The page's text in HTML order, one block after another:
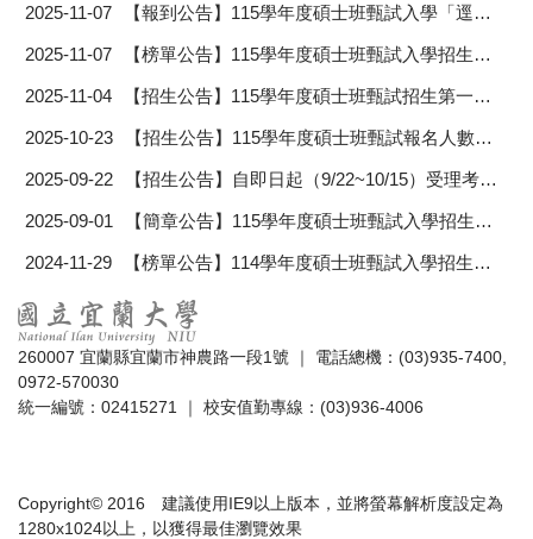
2025-11-07 【報到公告】115學年度碩士班甄試入學「逕予錄取」正取生注意事項、「僅採書審學系」正備取生注意事項
2025-11-07 【榜單公告】115學年度碩士班甄試入學招生僅採書面資料審查系所錄取名單及逕予錄取名單
2025-11-04 【招生公告】115學年度碩士班甄試招生第一梯次開放網路查詢成績及成績複查作業說明
2025-10-23 【招生公告】115學年度碩士班甄試報名人數一覽表
2025-09-22 【招生公告】自即日起（9/22~10/15）受理考生報名115學年度碩士班甄試入學
2025-09-01 【簡章公告】115學年度碩士班甄試入學招生簡章
2024-11-29 【榜單公告】114學年度碩士班甄試入學招生錄取名單
260007 宜蘭縣宜蘭市神農路一段1號 ｜ 電話總機：(03)935-7400,
0972-570030
統一編號：02415271 ｜ 校安值勤專線：(03)936-4006
Copyright© 2016 建議使用IE9以上版本，並將螢幕解析度設定為
1280x1024以上，以獲得最佳瀏覽效果